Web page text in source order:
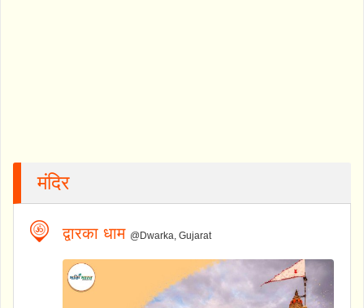
मंदिर
द्वारका धाम @Dwarka, Gujarat